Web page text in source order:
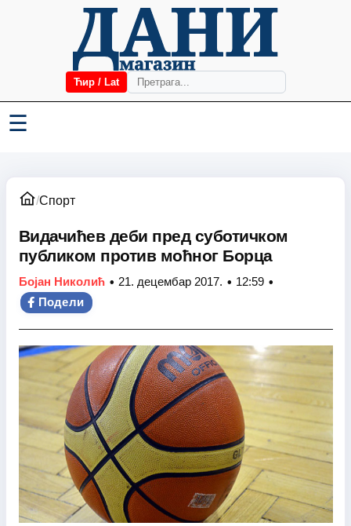
Ћир / Lat
☰
/Спорт
Видачићев деби пред суботичком
публиком против моћног Борца
Бојан Николић • 21. децембар 2017. • 12:59 •
Подели